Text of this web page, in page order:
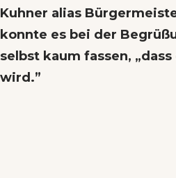
Kuhner alias
konnte es bei der
selbst kaum fassen,
wird.”